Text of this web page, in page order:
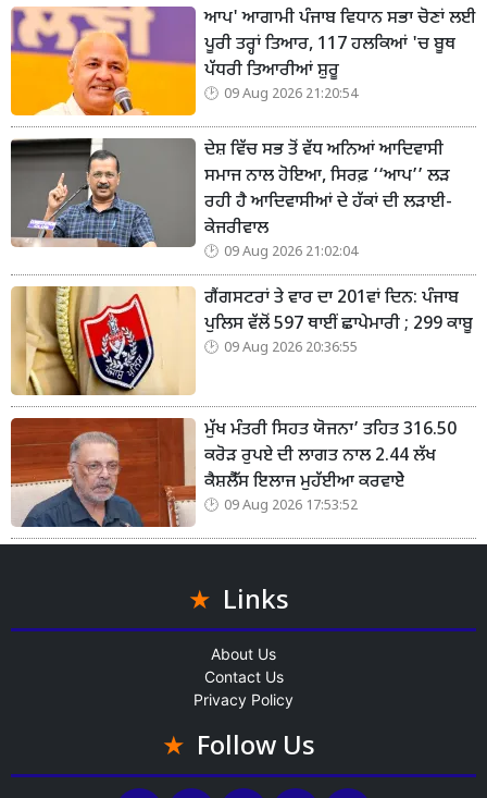
ਆਪ' ਆਗਾਮੀ ਪੰਜਾਬ ਵਿਧਾਨ ਸਭਾ ਚੋਣਾਂ ਲਈ
ਪੂਰੀ ਤਰ੍ਹਾਂ ਤਿਆਰ, 117 ਹਲਕਿਆਂ 'ਚ ਬੂਥ
ਪੱਧਰੀ ਤਿਆਰੀਆਂ ਸ਼ੁਰੂ
09 Aug 2026 21:20:54
ਦੇਸ਼ ਵਿੱਚ ਸਭ ਤੋਂ ਵੱਧ ਅਨਿਆਂ ਆਦਿਵਾਸੀ
ਸਮਾਜ ਨਾਲ ਹੋਇਆ, ਸਿਰਫ਼ ‘‘ਆਪ’’ ਲੜ
ਰਹੀ ਹੈ ਆਦਿਵਾਸੀਆਂ ਦੇ ਹੱਕਾਂ ਦੀ ਲੜਾਈ-
ਕੇਜਰੀਵਾਲ
09 Aug 2026 21:02:04
ਗੈਂਗਸਟਰਾਂ ਤੇ ਵਾਰ ਦਾ 201ਵਾਂ ਦਿਨ: ਪੰਜਾਬ
ਪੁਲਿਸ ਵੱਲੋਂ 597 ਥਾਈਂ ਛਾਪੇਮਾਰੀ ; 299 ਕਾਬੂ
09 Aug 2026 20:36:55
ਮੁੱਖ ਮੰਤਰੀ ਸਿਹਤ ਯੋਜਨਾ’ ਤਹਿਤ 316.50
ਕਰੋੜ ਰੁਪਏ ਦੀ ਲਾਗਤ ਨਾਲ 2.44 ਲੱਖ
ਕੈਸ਼ਲੈੱਸ ਇਲਾਜ ਮੁਹੱਈਆ ਕਰਵਾਏੇ
09 Aug 2026 17:53:52
Links
About Us
Contact Us
Privacy Policy
Follow Us